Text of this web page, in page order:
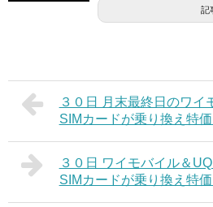
記
３０日 月末最終日のワイ
SIMカードが乗り換え特価
３０日 ワイモバイル＆
SIMカードが乗り換え特価